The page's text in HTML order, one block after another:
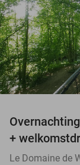
+
Le Domaine de